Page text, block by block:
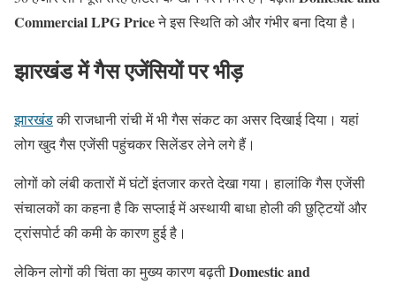
Commercial LPG Priceने इस स्थिति को और गंभीर बना दिया है।
झारखंड में गैस एजेंसियों पर भीड़
झारखंडकी राजधानी रांची में भी गैस संकट का असर दिखाई दिया। यहां
लोग खुद गैस एजेंसी पहुंचकर सिलेंडर लेने लगे हैं।
लोगों को लंबी कतारों में घंटों इंतजार करते देखा गया। हालांकि गैस एजेंसी
संचालकों का कहना है कि सप्लाई में अस्थायी बाधा होली की छुट्टियों और
ट्रांसपोर्ट की कमी के कारण हुई है।
लेकिन लोगों की चिंता का मुख्य कारण बढ़तीDomestic and